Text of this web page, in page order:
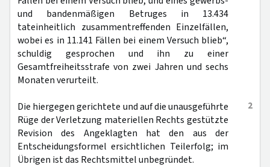
und bandenmäßigen Betruges in 13.434
tateinheitlich zusammentreffenden Einzelfällen,
wobei es in 11.141 Fällen bei einem Versuch blieb“,
schuldig gesprochen und ihn zu einer
Gesamtfreiheitsstrafe von zwei Jahren und sechs
Monaten verurteilt.
2
Die hiergegen gerichtete und auf die unausgeführte
Rüge der Verletzung materiellen Rechts gestützte
Revision des Angeklagten hat den aus der
Entscheidungsformel ersichtlichen Teilerfolg; im
Übrigen ist das Rechtsmittel unbegründet.